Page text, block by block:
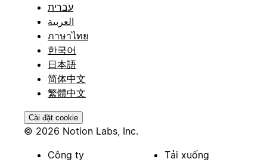
עברית
العربية
ภาษาไทย
한국어
日本語
简体中文
繁體中文
Cài đặt cookie
© 2026 Notion Labs, Inc.
Công ty
Tải xuống